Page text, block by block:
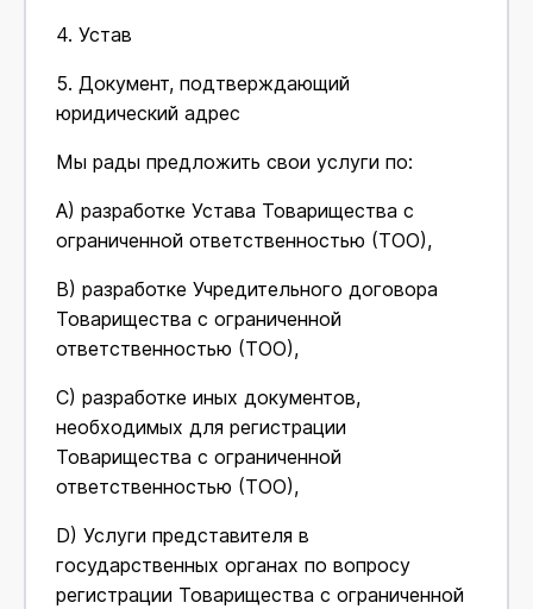
4. Устав
5. Документ, подтверждающий
юридический адрес
Мы рады предложить свои услуги по:
А) разработке Устава Товарищества с
ограниченной ответственностью (ТОО),
В) разработке Учредительного договора
Товарищества с ограниченной
ответственностью (ТОО),
С) разработке иных документов,
необходимых для регистрации
Товарищества с ограниченной
ответственностью (ТОО),
D) Услуги представителя в
государственных органах по вопросу
регистрации Товарищества с ограниченной